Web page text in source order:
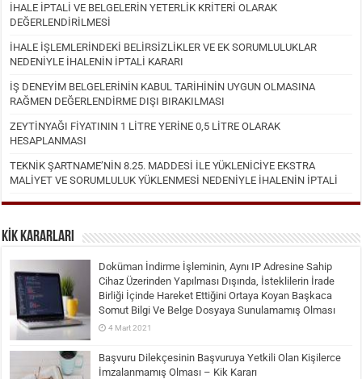
İHALE İPTALİ VE BELGELERİN YETERLİK KRİTERİ OLARAK
DEĞERLENDİRİLMESİ
İHALE İŞLEMLERİNDEKİ BELİRSİZLİKLER VE EK SORUMLULUKLAR
NEDENİYLE İHALENİN İPTALİ KARARI
İŞ DENEYİM BELGELERİNİN KABUL TARİHİNİN UYGUN OLMASINA
RAĞMEN DEĞERLENDİRME DIŞI BIRAKILMASI
ZEYTİNYAĞI FİYATININ 1 LİTRE YERİNE 0,5 LİTRE OLARAK
HESAPLANMASI
TEKNİK ŞARTNAME’NİN 8.25. MADDESİ İLE YÜKLENİCİYE EKSTRA
MALİYET VE SORUMLULUK YÜKLENMESİ NEDENİYLE İHALENİN İPTALİ
KİK KARARLARI
Doküman İndirme İşleminin, Aynı IP Adresine Sahip
Cihaz Üzerinden Yapılması Dışında, İsteklilerin İrade
Birliği İçinde Hareket Ettiğini Ortaya Koyan Başkaca
Somut Bilgi Ve Belge Dosyaya Sunulamamış Olması
4 Mart 2021
Başvuru Dilekçesinin Başvuruya Yetkili Olan Kişilerce
İmzalanmamış Olması – Kik Kararı